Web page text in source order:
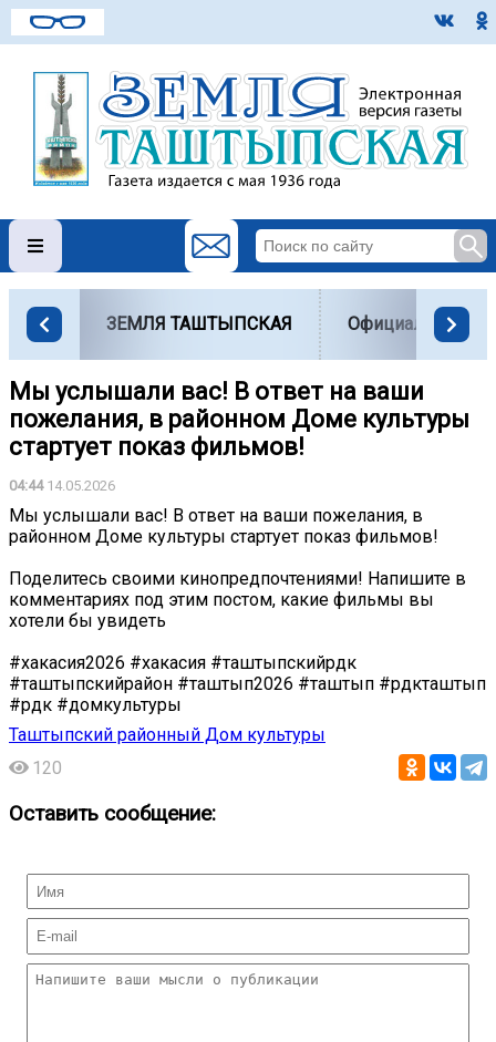
ЗЕМЛЯ ТАШТЫПСКАЯ Официально
Мы услышали вас! В ответ на ваши
пожелания, в районном Доме культуры
стартует показ фильмов!
04:4414.05.2026
Мы услышали вас! В ответ на ваши пожелания, в
районном Доме культуры стартует показ фильмов!
Поделитесь своими кинопредпочтениями! Напишите в
комментариях под этим постом, какие фильмы вы
хотели бы увидеть
#хакасия2026 #хакасия #таштыпскийрдк
#таштыпскийрайон #таштып2026 #таштып #рдкташтып
#рдк #домкультуры
Таштыпский районный Дом культуры
120
Оставить сообщение: